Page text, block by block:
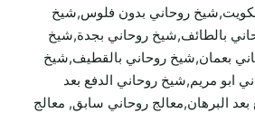
روحاني بدون فلوس,شيخ
بالطائف,شيخ روحاني بجدة,شيخ
بعمان,شيخ روحاني بالقطيف,شيخ
ابو مريم,شيخ روحاني الدفع بعد
البرهان,معالج روحاني سابق, معالج